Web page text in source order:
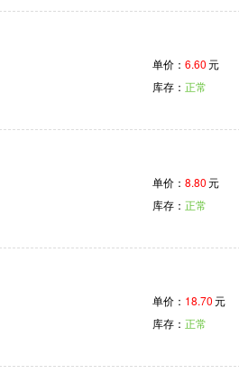
单价： 6.60元
库存： 正常
单价： 8.80元
库存： 正常
单价： 18.70元
库存： 正常